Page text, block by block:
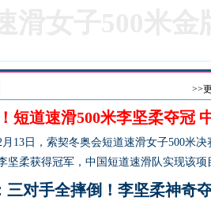
>>
短道速滑500米李坚柔夺冠
日，索契冬奥会短道速滑女子500米决
坚柔获得冠军，中国短道速滑队实现该项
三对手全摔倒！李坚柔神奇